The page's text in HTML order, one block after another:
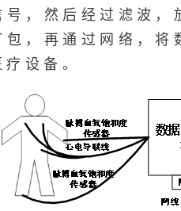
，然后经过滤波
，再通过网络，
设备。